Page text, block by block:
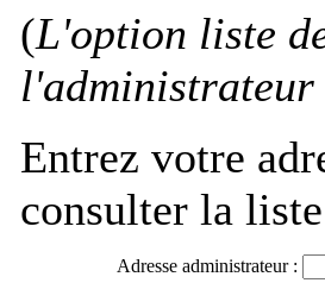
(L'option liste
l'administrateur
Entrez votre
consulter la
Adresse administrateur :